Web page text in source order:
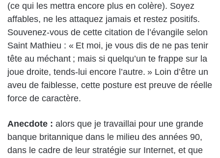
(ce qui les mettra encore plus en colère). Soyez
affables, ne les attaquez jamais et restez positifs.
Souvenez-vous de cette citation de l’évangile selon
Saint Mathieu : « Et moi, je vous dis de ne pas tenir
tête au méchant ; mais si quelqu’un te frappe sur la
joue droite, tends-lui encore l’autre. » Loin d’être un
aveu de faiblesse, cette posture est preuve de réelle
force de caractère.
Anecdote : alors que je travaillai pour une grande
banque britannique dans le milieu des années 90,
dans le cadre de leur stratégie sur Internet, et que